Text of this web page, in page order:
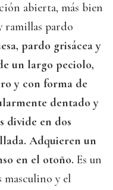
abierta, más bien
ramillas pardo
pardo grisácea y
un largo peciolo,
y con forma de
dentado y
divide en dos
Adquieren un
en el otoño. Es un
masculino y el